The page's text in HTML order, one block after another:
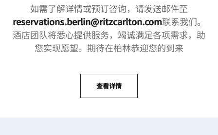
如需了解详情或预订咨询，请发送邮件至
reservations.berlin@ritzcarlton.com联系我们。
酒店团队将悉心提供服务，竭诚满足各项需求，助
您实现愿望。期待在柏林恭迎您的到来
查看详情